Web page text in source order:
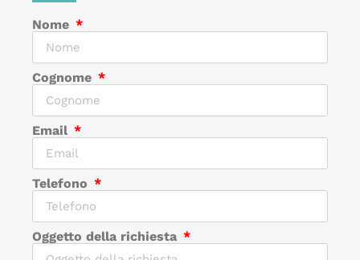
Nome
Cognome
Email
Telefono
Oggetto della richiesta